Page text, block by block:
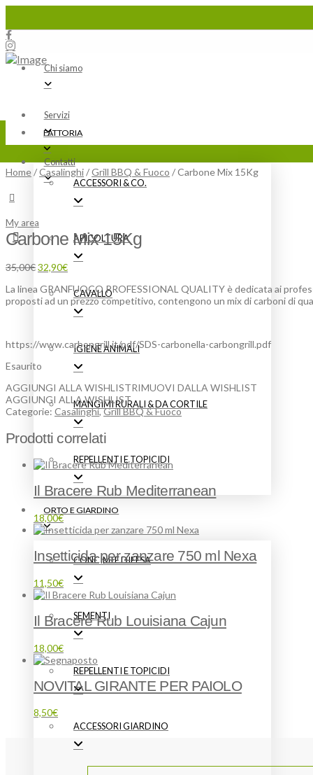
Chi siamo
Servizi
Contatti
My area
FATTORIA
ACCESSORI & CO.
APICOLTURA
CAVALLO
IGIENE ANIMALI
MANGIMI RURALI & DA CORTILE
REPELLENTI E TOPICIDI
ORTO E GIARDINO
CONCIMI E DIFESA
SEMENTI
REPELLENTI E TOPICIDI
ACCESSORI GIARDINO
Home/Casalinghi/Grill BBQ & Fuoco / Carbone Mix 15Kg
ESAURITO
Carbone Mix 15Kg
35,00€Il
originale
era:
32,90€Il
attuale
è:
32,90€.
La linea GRANFUOCO PROFESSIONAL QUALITY è dedicata ai
proposti ad un prezzo competitivo, contengono un mix di carboni di
https://www.carbongrill.it/pdf/SDS-carbonella-carbongrill.pdf
Esaurito
AGGIUNGI ALLA WISHLISTRIMUOVI DALLA WISHLIST
AGGIUNGI ALLA WISHLIST
Categorie: Casalinghi,Grill BBQ & Fuoco
Prodotti correlati
Il Bracere Rub Mediterranean
18,00€
Insetticida per zanzare 750 ml Nexa
11,50€
Il Bracere Rub Louisiana Cajun
18,00€
NOVITAL GIRANTE PER PAIOLO
8,50€